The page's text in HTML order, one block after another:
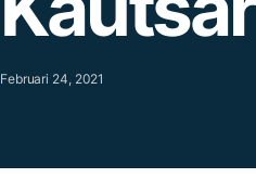
Februari 24, 2021